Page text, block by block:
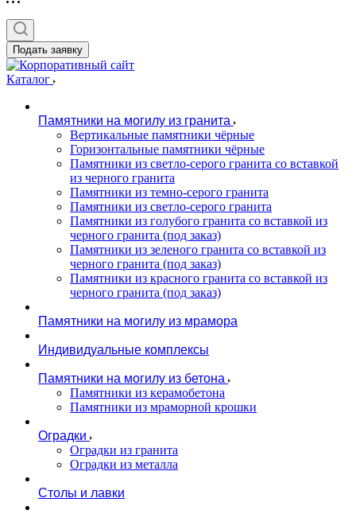
Подать заявку
Каталог
Памятники на могилу из гранита
Вертикальные памятники чёрные
Горизонтальные памятники чёрные
Памятники из светло-серого гранита со вставкой
из черного гранита
Памятники из темно-серого гранита
Памятники из светло-серого гранита
Памятники из голубого гранита со вставкой из
черного гранита (под заказ)
Памятники из зеленого гранита со вставкой из
черного гранита (под заказ)
Памятники из красного гранита со вставкой из
черного гранита (под заказ)
Памятники на могилу из мрамора
Индивидуальные комплексы
Памятники на могилу из бетона
Памятники из керамобетона
Памятники из мраморной крошки
Оградки
Оградки из гранита
Оградки из металла
Столы и лавки